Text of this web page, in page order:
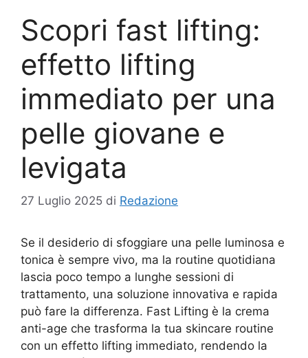
Scopri fast lifting:
effetto lifting
immediato per una
pelle giovane e
levigata
27 Luglio 2025 di Redazione
Se il desiderio di sfoggiare una pelle luminosa e
tonica è sempre vivo, ma la routine quotidiana
lascia poco tempo a lunghe sessioni di
trattamento, una soluzione innovativa e rapida
può fare la differenza. Fast Lifting è la crema
anti-age che trasforma la tua skincare routine
con un effetto lifting immediato, rendendo la